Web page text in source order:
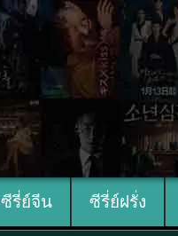
ซีรี่ย์จีน ซีรี่ย์ฝรั่ง